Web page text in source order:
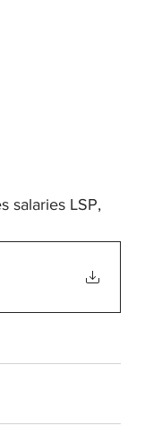
salaries LSP,